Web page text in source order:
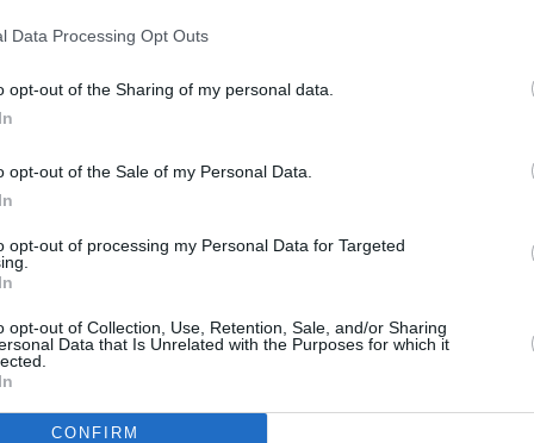
Data Processing Opt Outs
opt-out of the Sharing of my personal data.
opt-out of the Sale of my Personal Data.
opt-out of processing my Personal Data for Targeted
opt-out of Collection, Use, Retention, Sale, and/or Sharing
Data that Is Unrelated with the Purposes for which it
CONFIRM
/
Rezepte
Rezepte
Artikelempfehlung
Suppen kochen - so gelingt es.
Gemüse kochen
Gemüsesorten und ... » mehr
paar einfache Tipps & Tricks